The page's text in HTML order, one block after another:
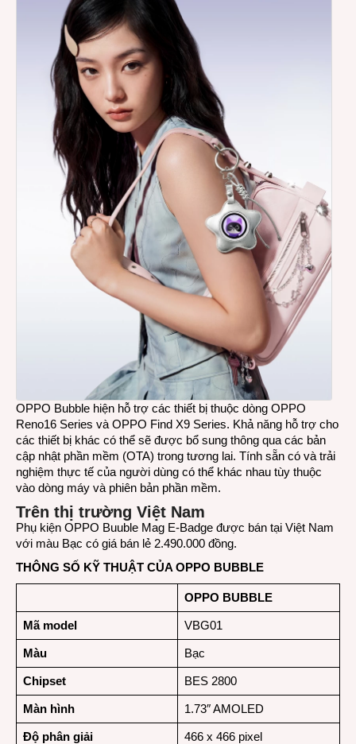
OPPO Bubble hiện hỗ trợ các thiết bị thuộc dòng OPPO
Reno16 Series và OPPO Find X9 Series. Khả năng hỗ trợ cho
các thiết bị khác có thể sẽ được bổ sung thông qua các bản
cập nhật phần mềm (OTA) trong tương lai. Tính sẵn có và trải
nghiệm thực tế của người dùng có thể khác nhau tùy thuộc
vào dòng máy và phiên bản phần mềm.
Trên thị trường Việt Nam
Phụ kiện OPPO Buuble Mag E-Badge được bán tại Việt Nam
với màu Bạc có giá bán lẻ 2.490.000 đồng.
THÔNG SỐ KỸ THUẬT CỦA OPPO BUBBLE
OPPO BUBBLE
Mã model VBG01
Màu Bạc
Chipset BES 2800
Màn hình 1.73″ AMOLED
Độ phân giải 466 x 466 pixel